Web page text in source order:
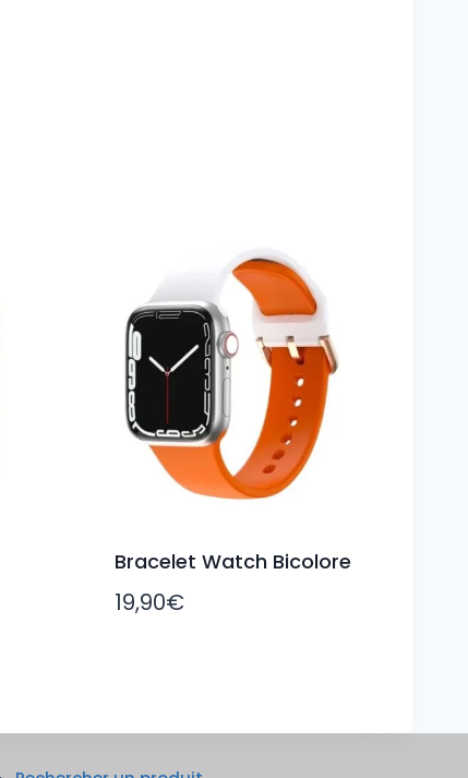
Bracelet Watch Bicolore
19,90€